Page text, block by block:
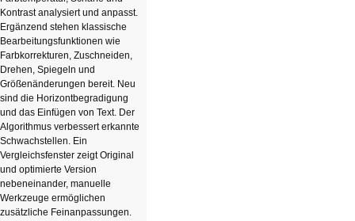
Kontrast analysiert und anpasst.
Ergänzend stehen klassische
Bearbeitungsfunktionen wie
Farbkorrekturen, Zuschneiden,
Drehen, Spiegeln und
Größenänderungen bereit. Neu
sind die Horizontbegradigung
und das Einfügen von Text. Der
Algorithmus verbessert erkannte
Schwachstellen. Ein
Vergleichsfenster zeigt Original
und optimierte Version
nebeneinander, manuelle
Werkzeuge ermöglichen
zusätzliche Feinanpassungen.